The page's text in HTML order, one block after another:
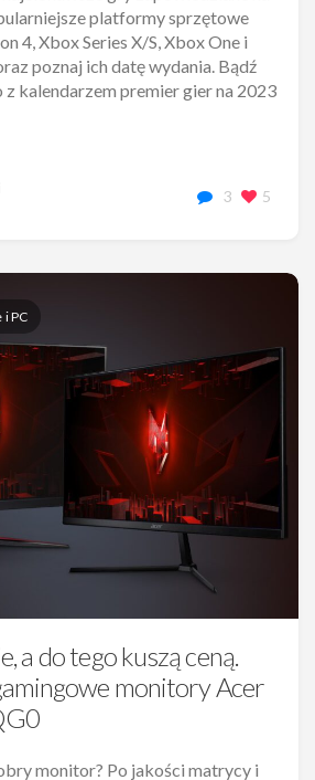
platformy sprzętowe
4, Xbox Series X/S, Xbox One i
poznaj ich datę wydania. Bądź
z kalendarzem premier gier na 2023
3 5
PC
a do tego kuszą ceną.
monitory Acer
monitor? Po jakości matrycy i